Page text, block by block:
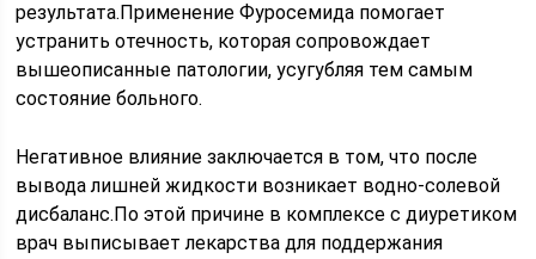
результата.Применение Фуросемида помогает
устранить отечность, которая сопровождает
вышеописанные патологии, усугубляя тем самым
состояние больного.
Негативное влияние заключается в том, что после
вывода лишней жидкости возникает водно-солевой
дисбаланс.По этой причине в комплексе с диуретиком
врач выписывает лекарства для поддержания